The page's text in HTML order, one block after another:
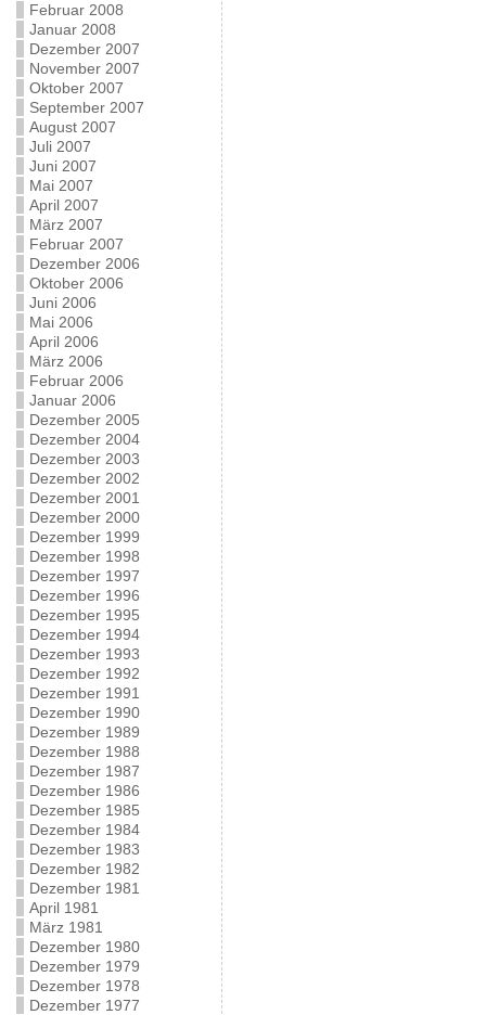
Februar 2008
Januar 2008
Dezember 2007
November 2007
Oktober 2007
September 2007
August 2007
Juli 2007
Juni 2007
Mai 2007
April 2007
März 2007
Februar 2007
Dezember 2006
Oktober 2006
Juni 2006
Mai 2006
April 2006
März 2006
Februar 2006
Januar 2006
Dezember 2005
Dezember 2004
Dezember 2003
Dezember 2002
Dezember 2001
Dezember 2000
Dezember 1999
Dezember 1998
Dezember 1997
Dezember 1996
Dezember 1995
Dezember 1994
Dezember 1993
Dezember 1992
Dezember 1991
Dezember 1990
Dezember 1989
Dezember 1988
Dezember 1987
Dezember 1986
Dezember 1985
Dezember 1984
Dezember 1983
Dezember 1982
Dezember 1981
April 1981
März 1981
Dezember 1980
Dezember 1979
Dezember 1978
Dezember 1977